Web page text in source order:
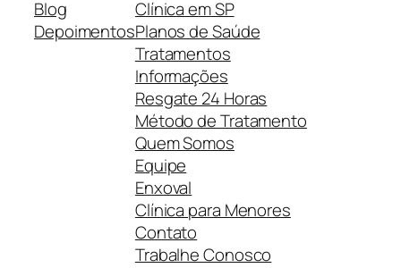
Blog
Depoimentos
Clínica em SP
Planos de Saúde
Tratamentos
Informações
Resgate 24 Horas
Método de Tratamento
Quem Somos
Equipe
Enxoval
Clínica para Menores
Contato
Trabalhe Conosco